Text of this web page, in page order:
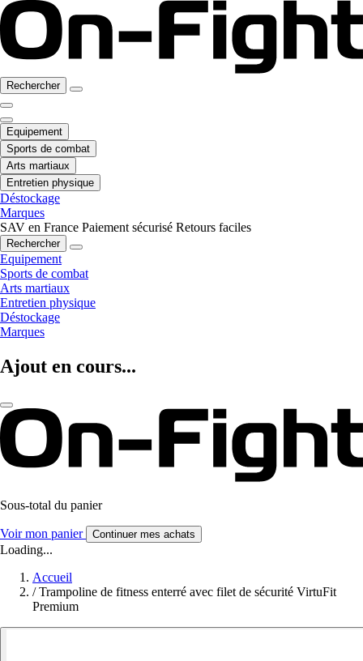
Rechercher
Equipement
Sports de combat
Arts martiaux
Entretien physique
Déstockage
Marques
SAV en France Paiement sécurisé Retours faciles
Rechercher
Equipement
Sports de combat
Arts martiaux
Entretien physique
Déstockage
Marques
Ajout en cours...
Sous-total du panier
Voir mon panier Continuer mes achats
Loading...
Accueil
/ Trampoline de fitness enterré avec filet de sécurité VirtuFit
Premium